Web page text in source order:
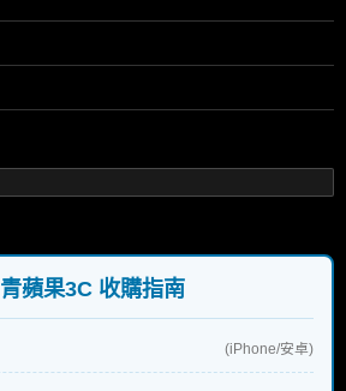
青蘋果3C 收購指南
(iPhone/安卓)